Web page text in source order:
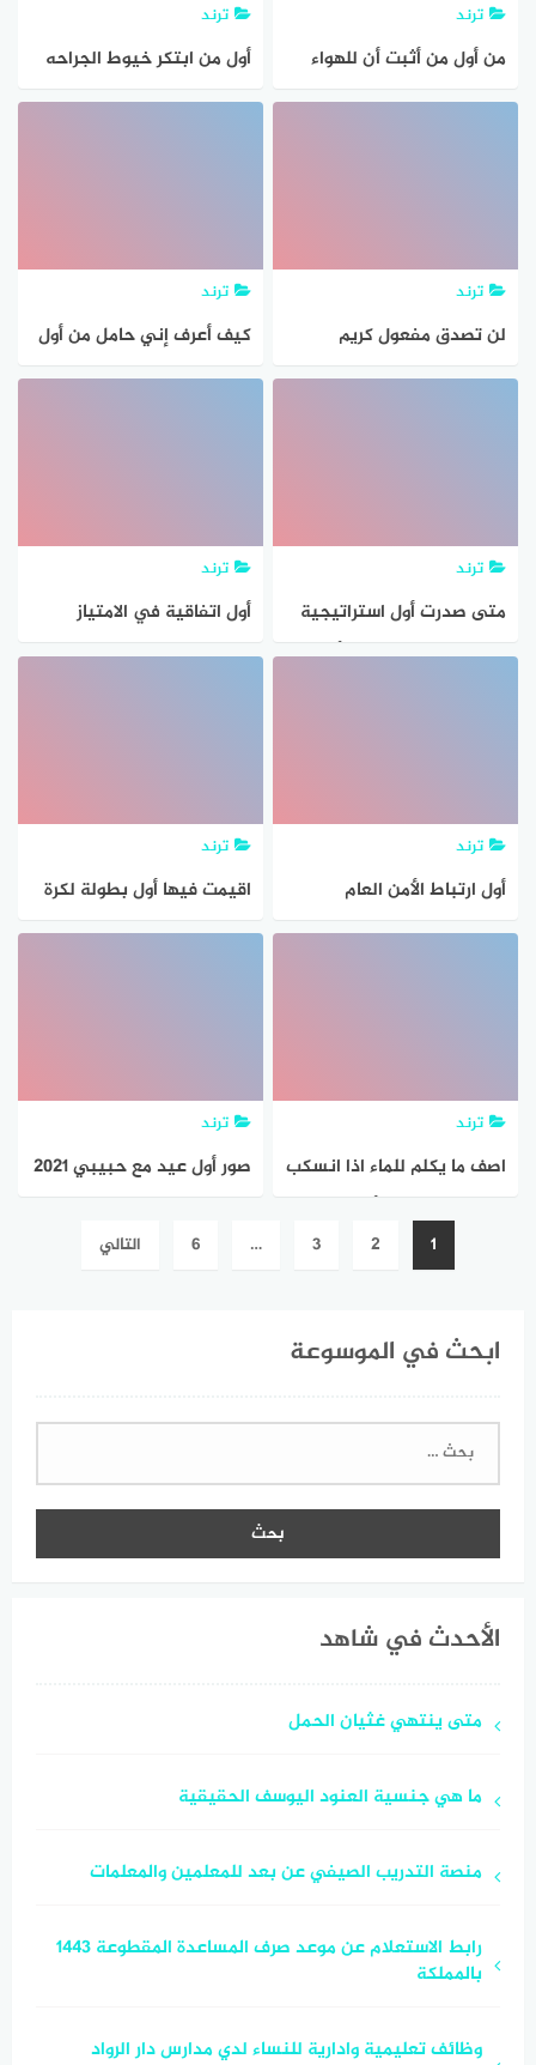
ترند
من أول من أثبت أن للهواء
كتلة
ترند
أول من ابتكر خيوط الجراحه
ترند
لن تصدق مفعول كريم
بانثينول لفرد الشعر الخشن
ترند
كيف أعرف إني حامل من أول
يوم تلقيح البويضة
ترند
متى صدرت أول استراتيجية
وطنية للسياحة في الأردن
ترند
أول اتفاقية في الامتياز
للتنقيب عن البترول
ترند
أول ارتباط الأمن العام
بالجيش العربي كان من خلال
ترند
اقيمت فيها أول بطولة لكرة
القدم
ترند
اصف ما يكلم للماء اذا انسكب
ترند
صور أول عيد مع حبيبي 2021
المقالات
1
2
3
…
6 التالي
ابحث في الموسوعة
البحث
الأحدث في شاهد
متى ينتهي غثيان الحمل
ما هي جنسية العنود اليوسف الحقيقية
منصة التدريب الصيفي عن بعد للمعلمين والمعلمات
رابط الاستعلام عن موعد صرف المساعدة المقطوعة 1443
بالمملكة
وظائف تعليمية وادارية للنساء لدي مدارس دار الرواد